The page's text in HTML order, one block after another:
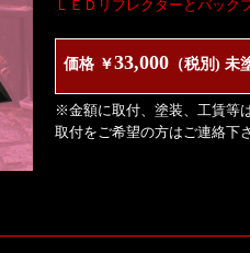
ＬＥＤリフレクターとバック
価格 ￥33,000 （税別) 未
※金額に取付、塗装、工賃等
取付をご希望の方はご連絡下